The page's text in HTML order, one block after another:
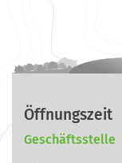
Öffnungszeit
Geschäftsstelle